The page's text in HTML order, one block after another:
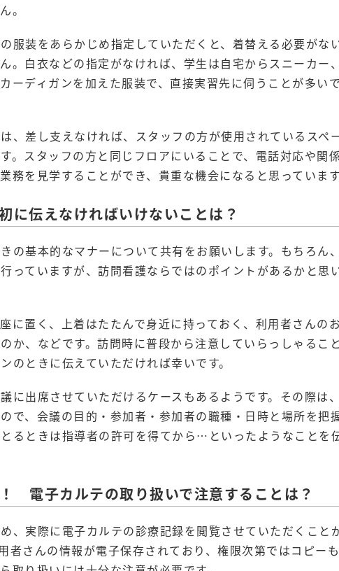
。
服装をあらかじめ指定していただくと、着替える必要がな
。白衣などの指定がなければ、学生は自宅からスニーカー
ーディガンを加えた服装で、直接実習先に伺うことが多いで
、差し支えなければ、スタッフの方が使用されているスペ
。スタッフの方と同じフロアにいることで、電話対応や関
務を見学することができ、貴重な機会になると思っています
に伝えなければいけないことは？
の基本的なマナーについて共有をお願いします。もちろん
っていますが、訪問看護ならではのポイントがあるかと思
に置く、上着はたたんで身近に持っておく、利用者さんの
か、などです。訪問時に普段から注意していらっしゃること
のときに伝えていただければ幸いです。
に出席させていただけるケースもあるようです。その際は
で、会議の目的・参加者・参加者の職種・日時と場所を把
るときは指導者の許可を得てから…といったようなことを
電子カルテの取り扱いで注意することは？
、実際に電子カルテの診療記録を閲覧させていただくこと
者さんの情報が電子保存されており、権限次第ではコピー